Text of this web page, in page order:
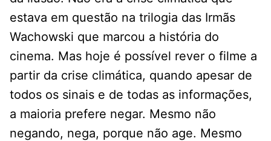
estava em questão na trilogia das Irmãs
Wachowski que marcou a história do
cinema. Mas hoje é possível rever o filme a
partir da crise climática, quando apesar de
todos os sinais e de todas as informações,
a maioria prefere negar. Mesmo não
negando, nega, porque não age. Mesmo